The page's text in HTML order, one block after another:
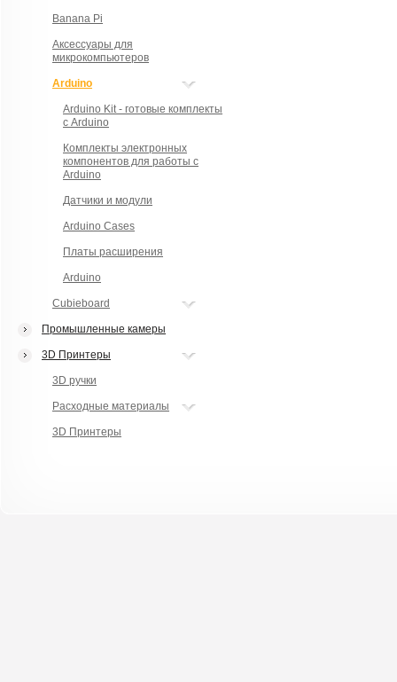
Banana Pi
Аксессуары для
микрокомпьютеров
Arduino
Arduino Kit - готовые комплекты
с Arduino
Комплекты электронных
компонентов для работы с
Arduino
Датчики и модули
Arduino Cases
Платы расширения
Arduino
Cubieboard
Промышленные камеры
3D Принтеры
3D ручки
Расходные материалы
3D Принтеры